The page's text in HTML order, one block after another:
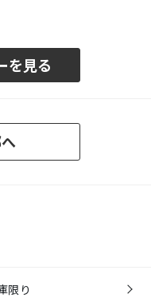
を見る
限り